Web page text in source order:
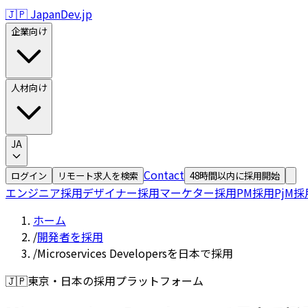
🇯🇵 JapanDev.jp
企業向け
人材向け
JA
ログイン リモート求人を検索 Contact 48時間以内に採用開始
エンジニア採用デザイナー採用マーケター採用PM採用PjM採
ホーム
/開発者を採用
/Microservices Developersを日本で採用
🇯🇵東京・日本の採用プラットフォーム